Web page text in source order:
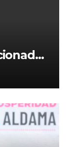
2026